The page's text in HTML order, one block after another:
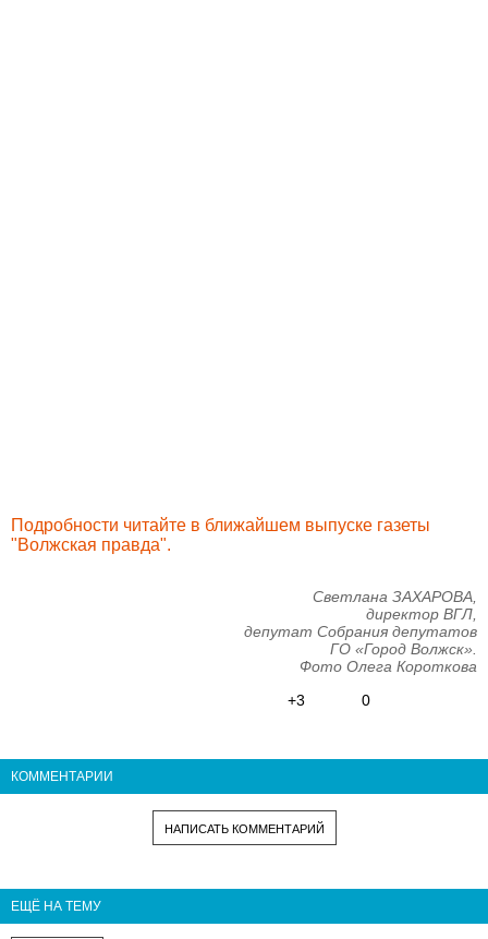
Подробности читайте в ближайшем выпуске газеты
"Волжская правда".
Светлана ЗАХАРОВА,
директор ВГЛ,
депутат Собрания депутатов
ГО «Город Волжск».
Фото Олега Короткова
+3
0
КОММЕНТАРИИ
НАПИСАТЬ КОММЕНТАРИЙ
ЕЩЁ НА ТЕМУ